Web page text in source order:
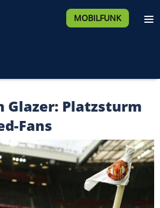
MOBILFUNK
Glazer: Platzsturm
Fans